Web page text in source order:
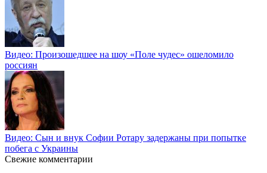
Видео: Произошедшее на шоу «Поле чудес» ошеломило
россиян
Видео: Сын и внук Софии Ротару задержаны при попытке
побега с Украины
Свежие комментарии